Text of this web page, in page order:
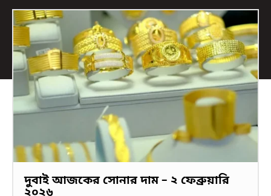
দুবাই আজকের সোনার দাম – ২ ফেব্রুয়ারি